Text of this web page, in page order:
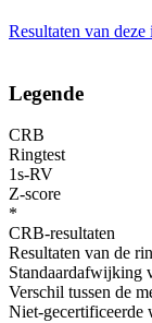
Resultaten van
Legende
CRB
Ringtest
1s-RV
Z-score
*
CRB-resultaten
Resultaten van de
Standaardafwijking
Verschil tussen de
Niet-gecertificeerde